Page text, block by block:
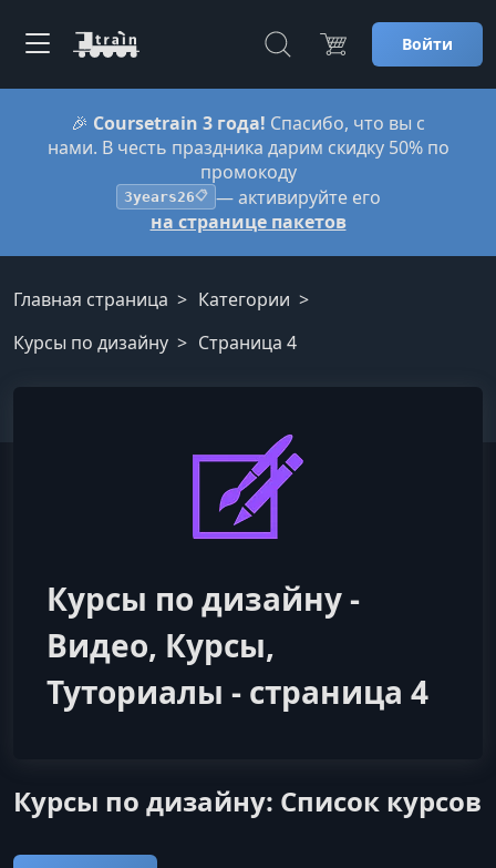
Войти
🎉 Coursetrain 3 года! Спасибо, что вы с
нами. В честь праздника дарим скидку 50% по
промокоду
3years26📋 — активируйте его
на странице пакетов
Главная страница
Категории
Курсы по дизайну
Страница 4
Курсы по дизайну -
Видео, Курсы,
Туториалы - страница 4
Курсы по дизайну: Список курсов